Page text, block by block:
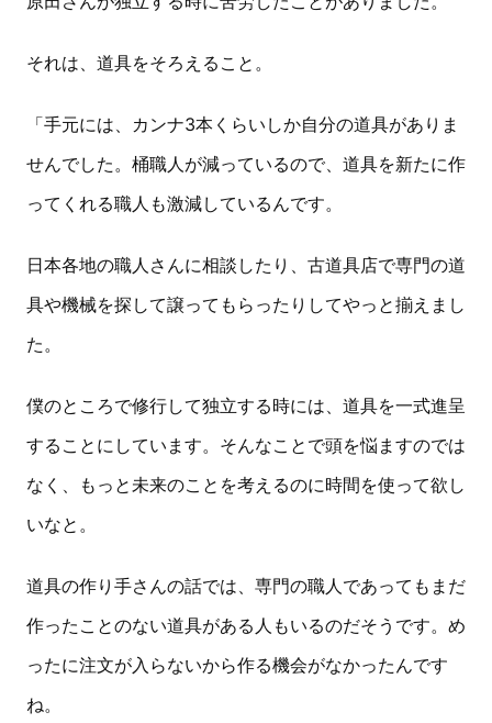
それは、道具をそろえること。
「手元には、カンナ3本くらいしか自分の道具がありま
せんでした。桶職人が減っているので、道具を新たに作
ってくれる職人も激減しているんです。
日本各地の職人さんに相談したり、古道具店で専門の道
具や機械を探して譲ってもらったりしてやっと揃えまし
た。
僕のところで修行して独立する時には、道具を一式進呈
することにしています。そんなことで頭を悩ますのでは
なく、もっと未来のことを考えるのに時間を使って欲し
いなと。
道具の作り手さんの話では、専門の職人であってもまだ
作ったことのない道具がある人もいるのだそうです。め
ったに注文が入らないから作る機会がなかったんです
ね。